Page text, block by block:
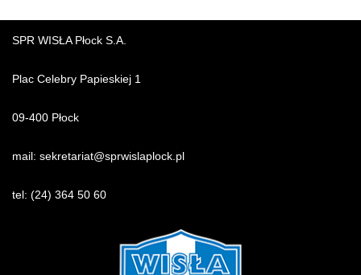
SPR WISŁA Płock S.A.
Plac Celebry Papieskiej 1
09-400 Płock
mail: sekretariat@sprwislaplock.pl
tel: (24) 364 50 60